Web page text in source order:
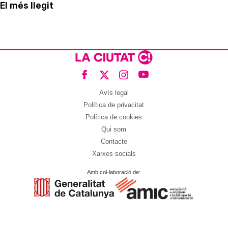
El més llegit
Avís legal
Política de privacitat
Política de cookies
Qui som
Contacte
Xarxes socials
Amb col·laboració de: